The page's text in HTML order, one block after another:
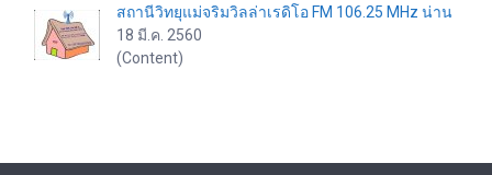
สถานีวิทยุแม่จริมวิลล่าเรดิโอ FM 106.25 MHz น่าน
18 มี.ค. 2560
(Content)